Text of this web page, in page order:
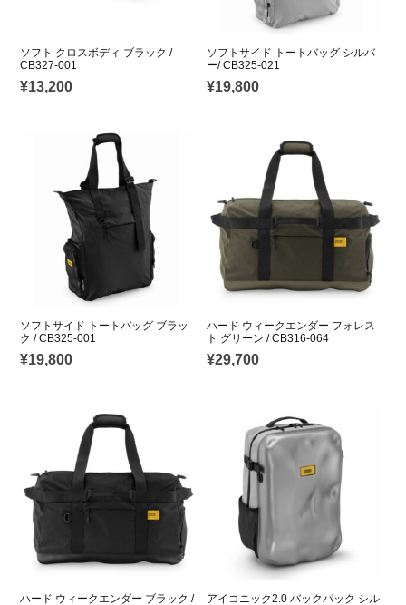
ソフト クロスボディ ブラック /
CB327-001
¥13,200
ソフトサイド トートバッグ シルバ
ー/ CB325-021
¥19,800
ソフトサイド トートバッグ ブラッ
ク / CB325-001
¥19,800
ハード ウィークエンダー フォレス
ト グリーン / CB316-064
¥29,700
ハード ウィークエンダー ブラック /
アイコニック2.0 バックパック シル